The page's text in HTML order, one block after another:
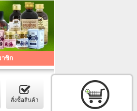
าชิก
สั่งซื้อสินค้า